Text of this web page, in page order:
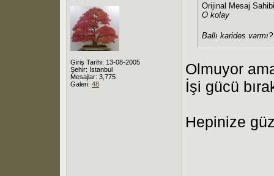
Giriş Tarihi: 13-08-2005
Şehir: İstanbul
Mesajlar: 3,775
Galeri: 48
Orijinal Mesaj
O kolay
Ballı karides
Olmuyor
İşi gücü
Hepinize